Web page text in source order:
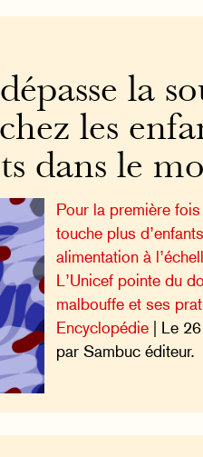
la
les
dans le
Pour la première
touche plus
alimentation à
L’Unicef pointe du
malbouffe et ses
Encyclopédie | Le
par Sambuc éditeur.